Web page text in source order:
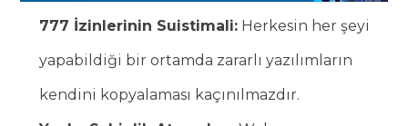
777 İzinlerinin Suistimali: Herkesin her şeyi
yapabildiği bir ortamda zararlı yazılımların
kendini kopyalaması kaçınılmazdır.